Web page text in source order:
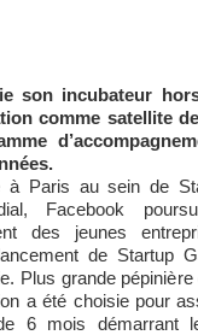
son incubateur
comme satellite
à Paris au sein de
Facebook
des jeunes
de Startup
Plus grande
a été choisie pour
6 mois démarrant